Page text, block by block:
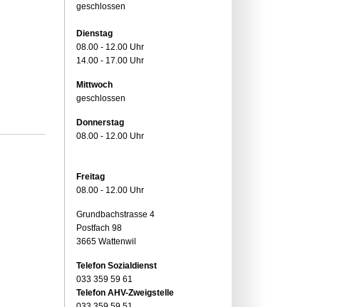
geschlossen
Dienstag
08.00 - 12.00 Uhr
14.00 - 17.00 Uhr
Mittwoch
geschlossen
Donnerstag
08.00 - 12.00 Uhr
Freitag
08.00 - 12.00 Uhr
Grundbachstrasse 4
Postfach 98
3665 Wattenwil
Telefon Sozialdienst
033 359 59 61
Telefon AHV-Zweigstelle